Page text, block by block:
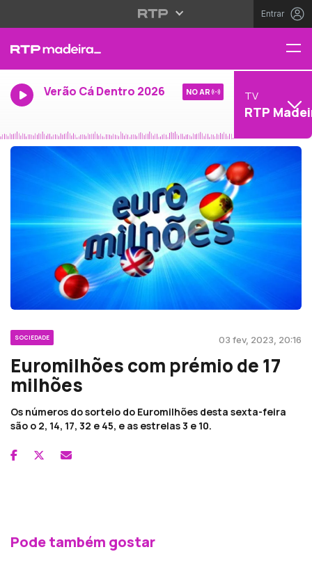
Entrar
Verão Cá Dentro 2026 NO AR TV
RTP
SOCIEDADE 03 fev, 2023, 20:16
Euromilhões com prémio de 17
milhões
Os números do sorteio do Euromilhões desta sexta-feira
são o 2, 14, 17, 32 e 45, e as estrelas 3 e 10.
Pode também gostar